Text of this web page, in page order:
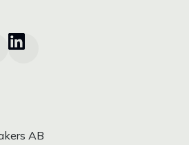
AB